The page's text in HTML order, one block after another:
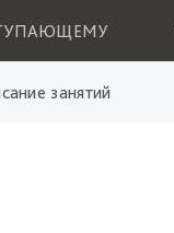
занятий